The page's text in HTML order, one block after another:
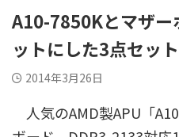
A10-7850Kとマザー
ットにした3点セッ
2014年3月26日
人気のAMD製APU「